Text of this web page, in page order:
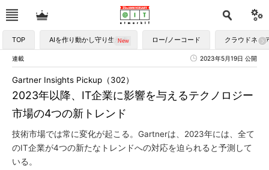
TOP AIを作り動かし守り生かす ロー/ノーコード クラウドネイ
連載 2023年5月19日 公開
2023年以降、IT企業に影響を与えるテクノロジー
市場の4つの新トレンド
Gartner Insights Pickup（302）
技術市場では常に変化が起こる。Gartnerは、2023年には、全て
のIT企業が4つの新たなトレンドへの対応を迫られると予測して
いる。